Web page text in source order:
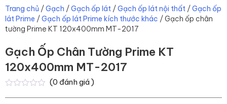
Trang chủ /Gạch /Gạch ốp lát /Gạch ốp lát nội thất /Gạch ốp
lát Prime /Gạch ốp lát Prime kích thước khác / Gạch ốp chân
tường Prime KT 120x400mm MT-2017
Gạch Ốp Chân Tường Prime KT
120x400mm MT-2017
(0 đánh giá )